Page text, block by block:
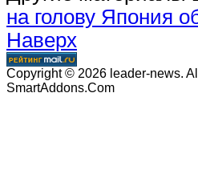
на голову Япония
Наверх
Copyright © 2026 leader-news.
SmartAddons.Com